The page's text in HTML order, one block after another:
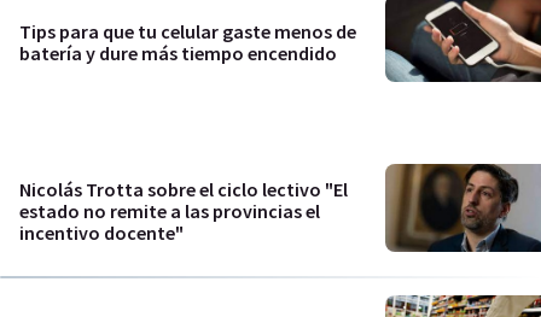
Tips para que tu celular gaste menos de
batería y dure más tiempo encendido
Nicolás Trotta sobre el ciclo lectivo "El
estado no remite a las provincias el
incentivo docente"